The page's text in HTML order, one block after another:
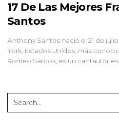
17 De Las Mejores
Santos
Anthony Santos nació el 21 de
York, Estados Unidos, más
Romeo Santos, es un cantautor es…